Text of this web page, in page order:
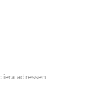
adressen